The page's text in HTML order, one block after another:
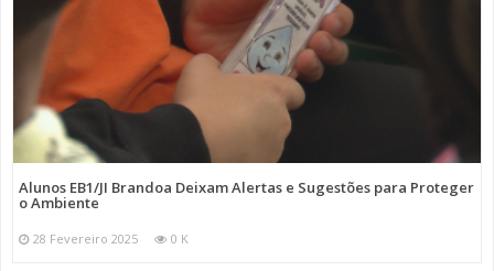
Alunos EB1/JI Brandoa Deixam Alertas e Sugestões para Proteger
o Ambiente
28 Fevereiro 2025 0 K